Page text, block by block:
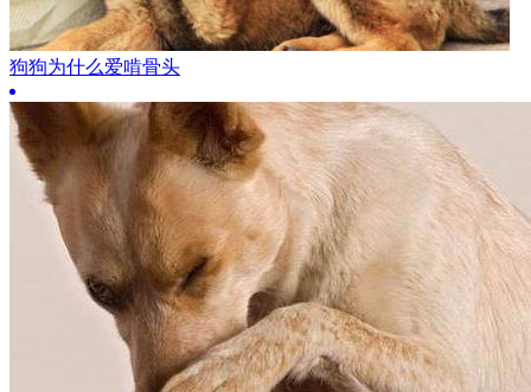
狗狗为什么爱啃骨头